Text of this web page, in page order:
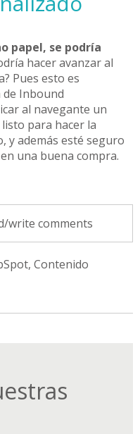
papel, se podría
hacer avanzar al
Pues esto es
Inbound
al navegante un
para hacer la
y además esté seguro
una buena compra.
write comments
, Contenido